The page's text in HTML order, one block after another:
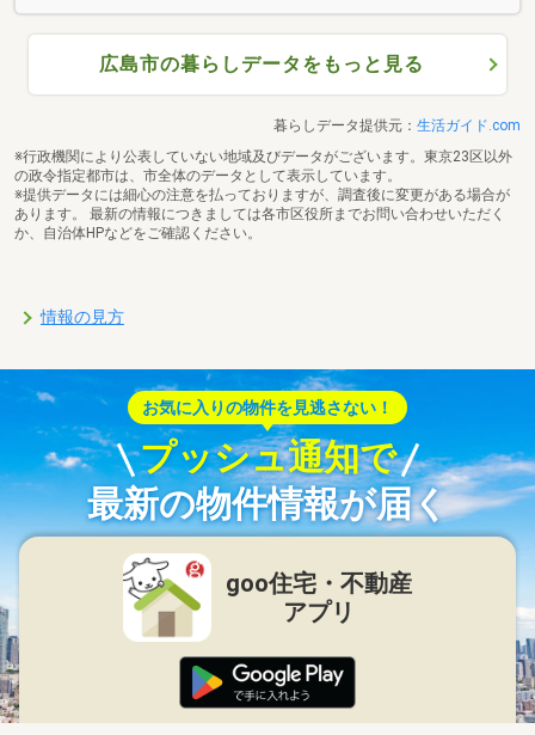
広島市の暮らしデータをもっと見る
暮らしデータ提供元： 生活ガイド.com
※行政機関により公表していない地域及びデータがございます。東京23区以外
の政令指定都市は、市全体のデータとして表示しています。
※提供データには細心の注意を払っておりますが、調査後に変更がある場合が
あります。 最新の情報につきましては各市区役所までお問い合わせいただく
か、自治体HPなどをご確認ください。
情報の見方
お気に入りの物件を見逃さない！
プッシュ通知で
最新の物件情報が届く
goo住宅・不動産
アプリ